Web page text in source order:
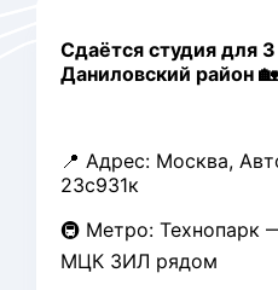
Сдаётся студия для 3
Даниловский район 🏡
📍 Адрес: Москва,
23с931к
🚇 Метро: Технопарк
МЦК ЗИЛ рядом